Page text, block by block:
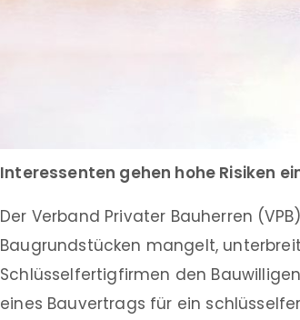
Interessenten gehen hohe Risiken
Der Verband Privater Bauherren
Baugrundstücken mangelt,
Schlüsselfertigfirmen den
eines Bauvertrags für ein